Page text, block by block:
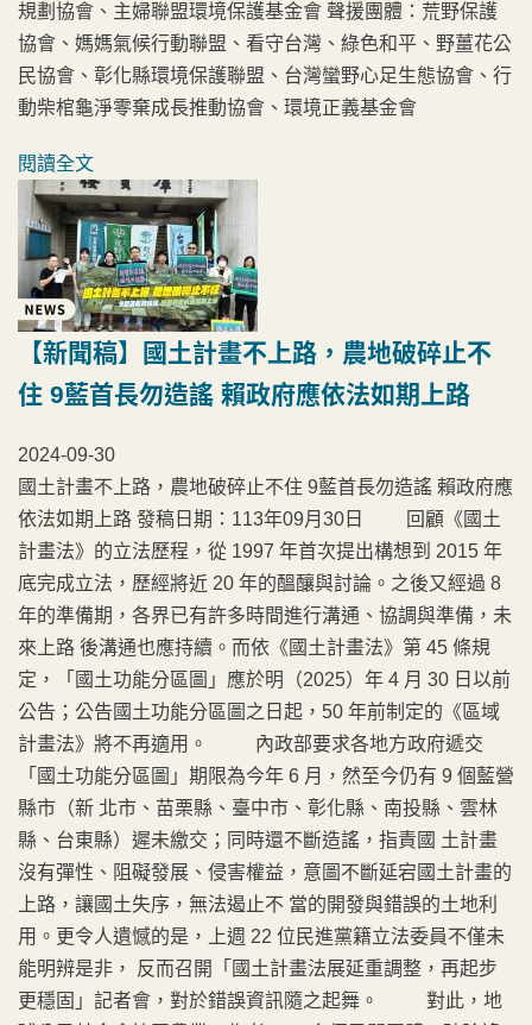
規劃協會、主婦聯盟環境保護基金會 聲援團體：荒野保護
協會、媽媽氣候行動聯盟、看守台灣、綠色和平、野薑花公
民協會、彰化縣環境保護聯盟、台灣蠻野心足生態協會、行
動柴棺龜淨零棄成長推動協會、環境正義基金會
閱讀全文
【新聞稿】國土計畫不上路，農地破碎止不
住 9藍首長勿造謠 賴政府應依法如期上路
2024-09-30
國土計畫不上路，農地破碎止不住 9藍首長勿造謠 賴政府應
依法如期上路 發稿日期：113年09月30日 回顧《國土
計畫法》的立法歷程，從 1997 年首次提出構想到 2015 年
底完成立法，歷經將近 20 年的醞釀與討論。之後又經過 8
年的準備期，各界已有許多時間進行溝通、協調與準備，未
來上路 後溝通也應持續。而依《國土計畫法》第 45 條規
定，「國土功能分區圖」應於明（2025）年 4 月 30 日以前
公告；公告國土功能分區圖之日起，50 年前制定的《區域
計畫法》將不再適用。 內政部要求各地方政府遞交
「國土功能分區圖」期限為今年 6 月，然至今仍有 9 個藍營
縣市（新 北市、苗栗縣、臺中市、彰化縣、南投縣、雲林
縣、台東縣）遲未繳交；同時還不斷造謠，指責國 土計畫
沒有彈性、阻礙發展、侵害權益，意圖不斷延宕國土計畫的
上路，讓國土失序，無法遏止不 當的開發與錯誤的土地利
用。更令人遺憾的是，上週 22 位民進黨籍立法委員不僅未
能明辨是非， 反而召開「國土計畫法展延重調整，再起步
更穩固」記者會，對於錯誤資訊隨之起舞。 對此，地